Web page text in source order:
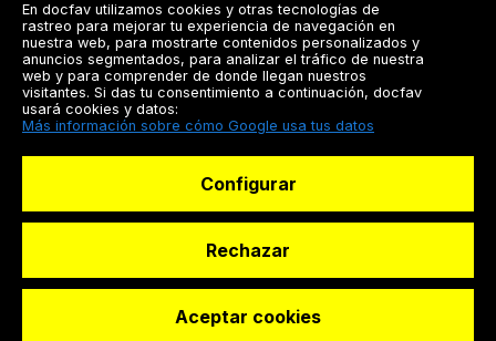
Registrarse
Docfav
© Dashboard Technologies S.L
En docfav utilizamos cookies y otras tecnologías de
rastreo para mejorar tu experiencia de navegación en
nuestra web, para mostrarte contenidos personalizados y
anuncios segmentados, para analizar el tráfico de nuestra
web y para comprender de donde llegan nuestros
visitantes. Si das tu consentimiento a continuación, docfav
usará cookies y datos:
Más información sobre cómo Google usa tus datos
Configurar
Rechazar
Aceptar cookies